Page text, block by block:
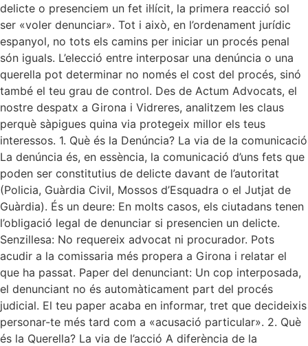
delicte o presenciem un fet il·lícit, la primera reacció sol
ser «voler denunciar». Tot i això, en l’ordenament jurídic
espanyol, no tots els camins per iniciar un procés penal
són iguals. L’elecció entre interposar una denúncia o una
querella pot determinar no només el cost del procés, sinó
també el teu grau de control. Des de Actum Advocats, el
nostre despatx a Girona i Vidreres, analitzem les claus
perquè sàpigues quina via protegeix millor els teus
interessos. 1. Què és la Denúncia? La via de la comunicació
La denúncia és, en essència, la comunicació d’uns fets que
poden ser constitutius de delicte davant de l’autoritat
(Policia, Guàrdia Civil, Mossos d’Esquadra o el Jutjat de
Guàrdia). És un deure: En molts casos, els ciutadans tenen
l’obligació legal de denunciar si presencien un delicte.
Senzillesa: No requereix advocat ni procurador. Pots
acudir a la comissaria més propera a Girona i relatar el
que ha passat. Paper del denunciant: Un cop interposada,
el denunciant no és automàticament part del procés
judicial. El teu paper acaba en informar, tret que decideixis
personar-te més tard com a «acusació particular». 2. Què
és la Querella? La via de l’acció A diferència de la